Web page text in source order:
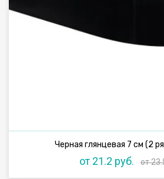
Черная глянцевая 7 см (2
от 21.2 руб. от